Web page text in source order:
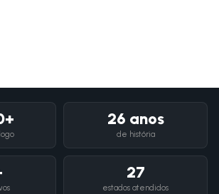
26 anos
de história
27
estados atendidos